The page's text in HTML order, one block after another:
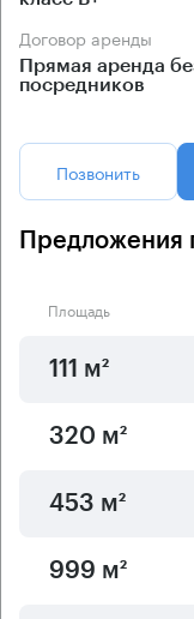
Договор аренды
Прямая аренда
посредников
Позвонить
Предложения
Площадь
111 м²
320 м²
453 м²
999 м²